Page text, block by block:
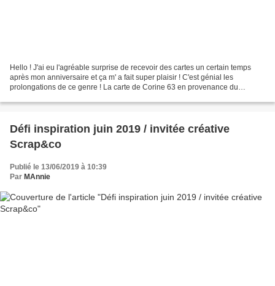
Hello ! J'ai eu l'agréable surprise de recevoir des cartes un certain temps
après mon anniversaire et ça m' a fait super plaisir ! C'est génial les
prolongations de ce genre ! La carte de Corine 63 en provenance du
Défi inspiration juin 2019 / invitée créative
Scrap&co
Publié le 13/06/2019 à 10:39
Par MAnnie